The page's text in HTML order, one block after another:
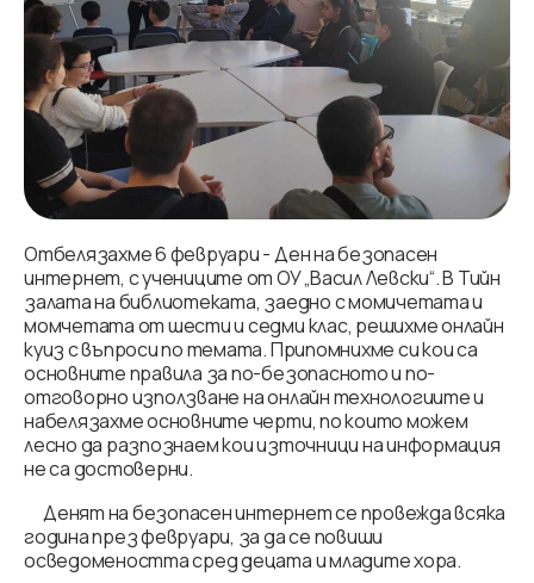
Отбелязахме 6 февруари - Ден на безопасен
интернет, с учениците от ОУ „Васил Левски“. В Тийн
залата на библиотеката, заедно с момичетата и
момчетата от шести и седми клас, решихме онлайн
куиз с въпроси по темата. Припомнихме си кои са
основните правила за по-безопасното и по-
отговорно използване на онлайн технологиите и
набелязахме основните черти, по които можем
лесно да разпознаем кои източници на информация
не са достоверни.
Денят на безопасен интернет се провежда всяка
година през февруари, за да се повиши
осведомеността сред децата и младите хора.